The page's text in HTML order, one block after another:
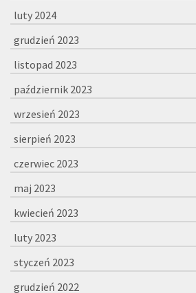
luty 2024
grudzień 2023
listopad 2023
październik 2023
wrzesień 2023
sierpień 2023
czerwiec 2023
maj 2023
kwiecień 2023
luty 2023
styczeń 2023
grudzień 2022